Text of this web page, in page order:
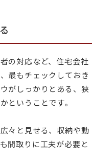
の対応など、住宅会社
最もチェックしておき
がしっかりとある、狭
ということです。
々と見せる、収納や動
間取りに工夫が必要と